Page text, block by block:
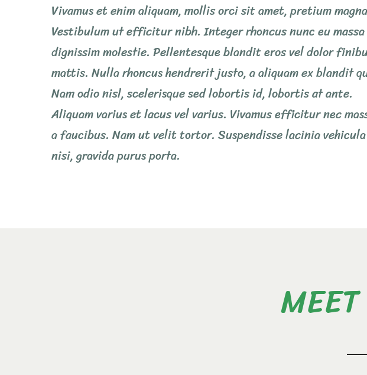
Vivamus et enim aliquam, mollis orci sit amet, pretium magna
Vestibulum ut efficitur nibh. Integer rhoncus nunc eu massa
dignissim molestie. Pellentesque blandit eros vel dolor
mattis. Nulla rhoncus hendrerit justo, a aliquam ex blandit
Nam odio nisl, scelerisque sed lobortis id, lobortis at ante.
Aliquam varius et lacus vel varius. Vivamus efficitur nec
a faucibus. Nam ut velit tortor. Suspendisse lacinia vehicula
nisi, gravida purus porta.